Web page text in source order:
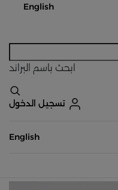
English
ابحث باسم البراند
تسجيل الدخول
English